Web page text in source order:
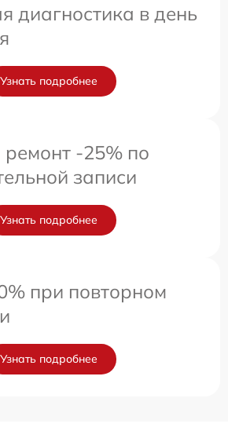
диагностика в день
Узнать подробнее
-25% по
записи
Узнать подробнее
при повторном
Узнать подробнее